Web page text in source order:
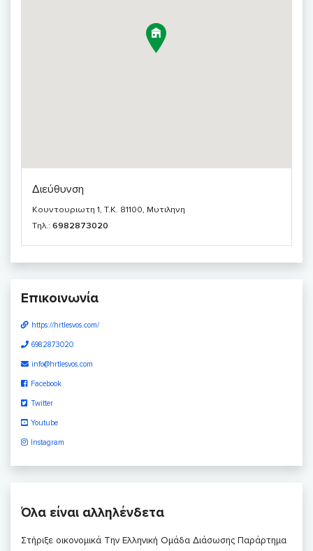
Διεύθυνση
Κουντουριωτη 1, T.K. 81100, Μυτιληνη
Τηλ.: 6982873020
Επικοινωνία
https://hrtlesvos.com/
6982873020
info@hrtlesvos.com
Facebook
Twitter
Youtube
Instagram
Όλα είναι αλληλένδετα
Στήριξε οικονομικά Την Ελληνική Ομάδα Διάσωσης Παράρτημα